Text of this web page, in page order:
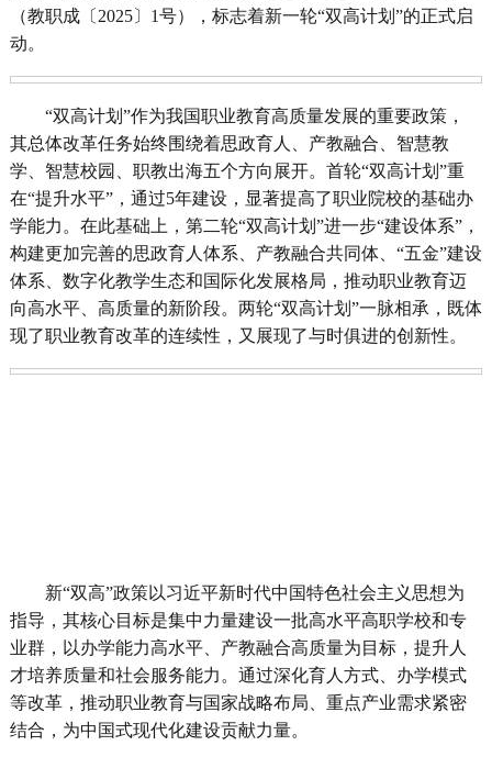
（教职成〔2025〕1号），标志着新一轮“双高计划”的正式启
动。
“双高计划”作为我国职业教育高质量发展的重要政策，
其总体改革任务始终围绕着思政育人、产教融合、智慧教
学、智慧校园、职教出海五个方向展开。首轮“双高计划”重
在“提升水平”，通过5年建设，显著提高了职业院校的基础办
学能力。在此基础上，第二轮“双高计划”进一步“建设体系”，
构建更加完善的思政育人体系、产教融合共同体、“五金”建设
体系、数字化教学生态和国际化发展格局，推动职业教育迈
向高水平、高质量的新阶段。两轮“双高计划”一脉相承，既体
现了职业教育改革的连续性，又展现了与时俱进的创新性。
新“双高”政策以习近平新时代中国特色社会主义思想为
指导，其核心目标是集中力量建设一批高水平高职学校和专
业群，以办学能力高水平、产教融合高质量为目标，提升人
才培养质量和社会服务能力。通过深化育人方式、办学模式
等改革，推动职业教育与国家战略布局、重点产业需求紧密
结合，为中国式现代化建设贡献力量。